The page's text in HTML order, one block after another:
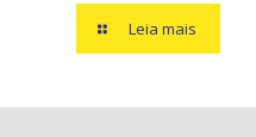
Leia mais